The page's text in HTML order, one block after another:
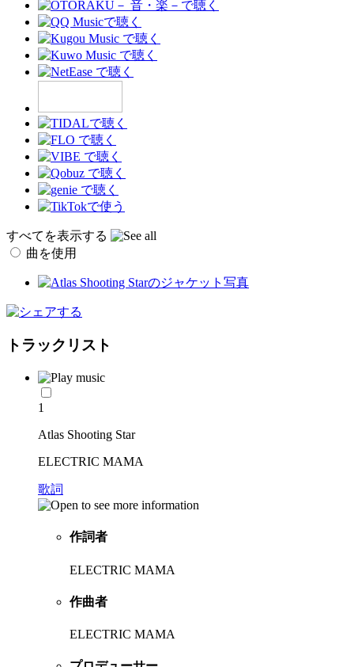
すべてを表示する
曲を使用
トラックリスト
1
Atlas Shooting Star
ELECTRIC MAMA
歌詞
作詞者
ELECTRIC MAMA
作曲者
ELECTRIC MAMA